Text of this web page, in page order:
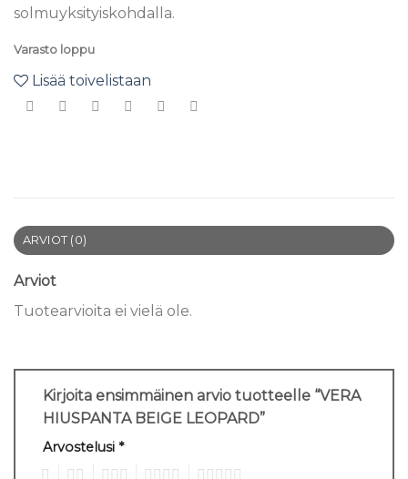
solmuyksityiskohdalla.
Varasto loppu
Lisää toivelistaan
ARVIOT (0)
Arviot
Tuotearvioita ei vielä ole.
Kirjoita ensimmäinen arvio tuotteelle “VERA
HIUSPANTA BEIGE LEOPARD”
Arvostelusi *